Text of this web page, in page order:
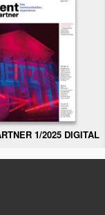
1/2025 DIGITAL